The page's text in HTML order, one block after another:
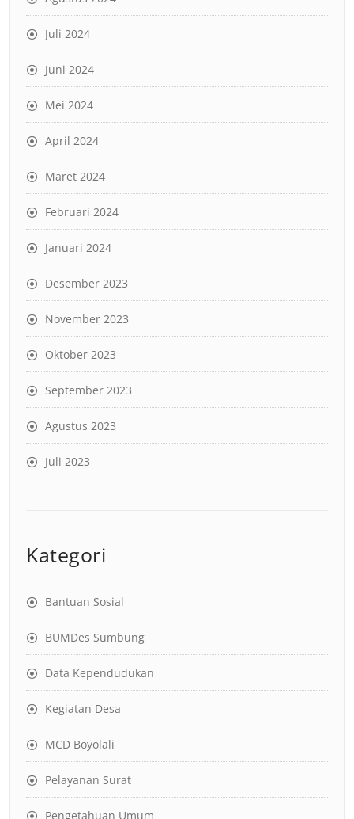
Juli 2024
Juni 2024
Mei 2024
April 2024
Maret 2024
Februari 2024
Januari 2024
Desember 2023
November 2023
Oktober 2023
September 2023
Agustus 2023
Juli 2023
Kategori
Bantuan Sosial
BUMDes Sumbung
Data Kependudukan
Kegiatan Desa
MCD Boyolali
Pelayanan Surat
Pengetahuan Umum